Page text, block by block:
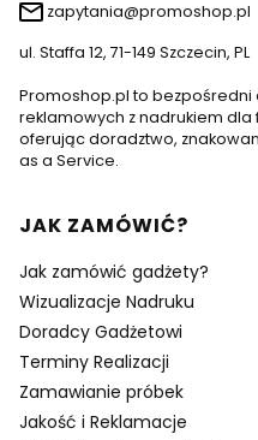
zapytania@promoshop.pl
ul. Staffa 12, 71-149 Szczecin, PL
Promoshop.pl to
reklamowych z nadrukiem dla
oferując doradztwo,
as a Service.
Linki w stopce
JAK ZAMÓWIĆ?
Jak zamówić gadżety?
Wizualizacje Nadruku
Doradcy Gadżetowi
Terminy Realizacji
Zamawianie próbek
Jakość i Reklamacje